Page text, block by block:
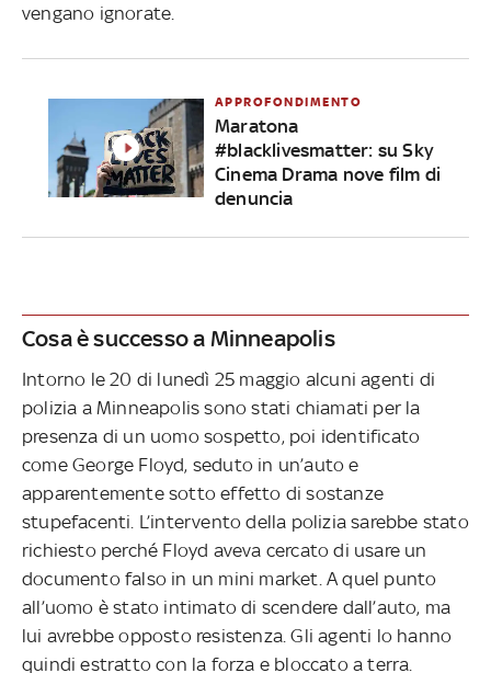
vengano ignorate.
APPROFONDIMENTO
Maratona
#blacklivesmatter: su Sky
Cinema Drama nove film di
denuncia
Cosa è successo a Minneapolis
Intorno le 20 di lunedì 25 maggio alcuni agenti di
polizia a Minneapolis sono stati chiamati per la
presenza di un uomo sospetto, poi identificato
come George Floyd, seduto in un’auto e
apparentemente sotto effetto di sostanze
stupefacenti. L’intervento della polizia sarebbe stato
richiesto perché Floyd aveva cercato di usare un
documento falso in un mini market. A quel punto
all’uomo è stato intimato di scendere dall’auto, ma
lui avrebbe opposto resistenza. Gli agenti lo hanno
quindi estratto con la forza e bloccato a terra.